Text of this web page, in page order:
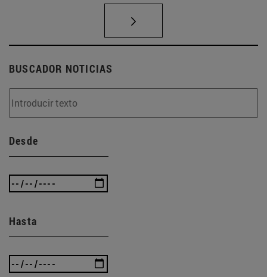
BUSCADOR NOTICIAS
Desde
Hasta